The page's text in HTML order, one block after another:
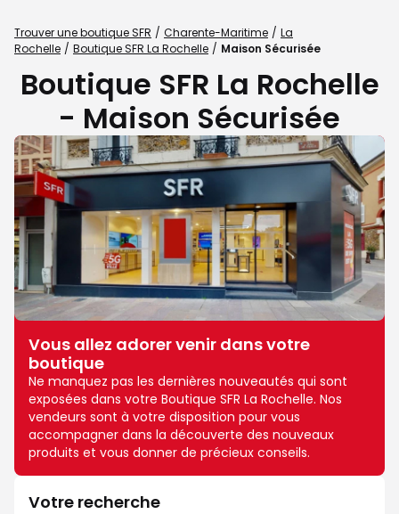
Trouver une boutique SFR Charente-Maritime
La
Rochelle
Boutique SFR La Rochelle Maison Sécurisée
Boutique SFR La Rochelle
- Maison Sécurisée
Vous allez adorer venir dans votre
boutique
Ne manquez pas les dernières nouveautés qui sont
exposées dans votre Boutique SFR La Rochelle. Nos
vendeurs sont à votre disposition pour vous
accompagner dans la découverte des nouveaux
produits et vous donner de précieux conseils.
Votre recherche